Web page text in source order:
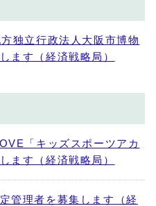
独立行政法人大阪市博物
ます（経済戦略局）
「キッズスポーツアカ
ます（経済戦略局）
管理者を募集します（経